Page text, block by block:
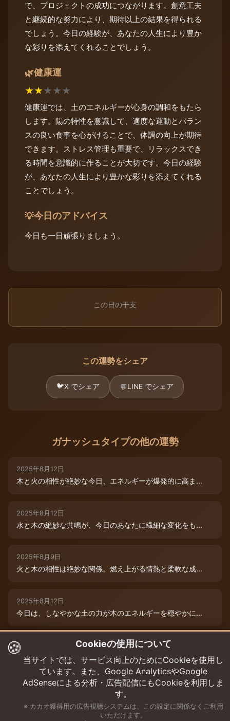
で、プロジェクトの成功につながります。創意工夫
と継続的な努力により、期待以上の結果を得られる
でしょう。今日の経験が、あなたの人生により豊か
な彩りを添えてくれることでしょう。
🌿健康運
★★★★★
健康運では、土のエネルギーが心身の調和をもたら
します。陽の特性を意識して、適度な運動とバラン
スの良い食事を心がけることで、体調の向上が期待
できます。ストレス管理も重要で、リラックスでき
る時間を意識的に作ることが大切です。今日の経験
が、あなたの人生により豊かな彩りを添えてくれる
ことでしょう。
💡今日のアドバイス
今日も一日頑張りましょう。
この日の干支
この運勢をシェア
🐦X でシェア 💬LINE でシェア
ガナッシュタイプの他の運勢
2025年8月12日
木と火の相性が絶妙な今日、エネルギーが爆発的に高ま...
2025年8月12日
水と木の絶妙な共鳴が、今日のあなたに繊細な変化をも...
2025年8月9日
火と木の相性は絶妙な関係。燃え上がる情熱と柔軟な成...
2025年8月12日
今日は、しなやかな土の力が木のエネルギーを穏やかに...
2025年8月9日
水と木の絶妙な共演が、今日のあなたを特別な輝きで包...
🍪 Cookieの使用について
当サイトでは、サービス向上のためにCookieを使用し
ています。また、Google AnalyticsやGoogle
AdSenseによる分析・広告配信にもCookieを利用しま
す。
※ カカオ獲得用の広告視聴システムは、この設定に関係なくご利用
いただけます。